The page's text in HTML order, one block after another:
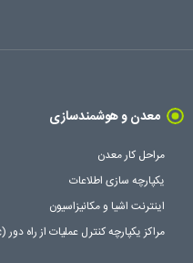
معدن و هوشمندسازی
مراحل کار معدن
یکپارچه سازی اطلاعات
اینترنت اشیا و مکانیزاسیون
مراکز یکپارچه کنترل عملیات از راه دور (iroc)